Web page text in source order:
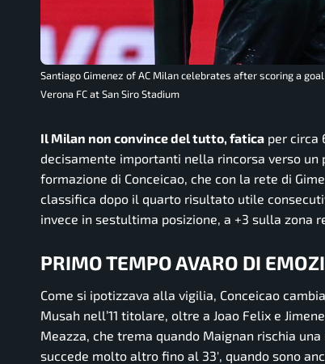
Santiago Gimenez of AC Milan celebrates after scoring a
Verona FC at San Siro Stadium
Il Milan non convince del tutto, fatica per circa
decisamente importanti nella rincorsa verso un
formazione di Conceicao, che con la rete di
classifica dopo il quarto risultato utile
invece in sestultima posizione, a +3 sulla zona
PRIMO TEMPO AVARO DI
Come si ipotizzava alla vigilia, Conceicao
Musah nell’11 titolare, oltre a Joao Felix e
Meazza, che trema quando Maignan rischia
succede molto altro fino al 33′, quando sono